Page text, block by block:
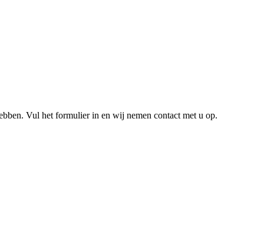
Vul het formulier in en wij nemen contact met u op.